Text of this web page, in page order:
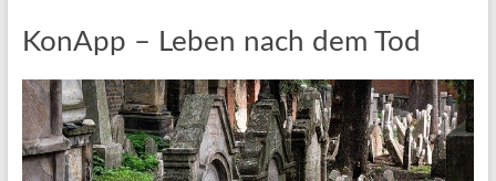
KonApp – Leben nach dem Tod